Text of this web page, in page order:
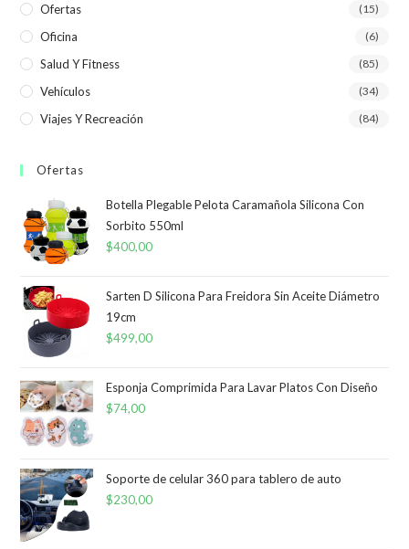
Ofertas (15)
Oficina (6)
Salud Y Fitness (85)
Vehículos (34)
Viajes Y Recreación (84)
Ofertas
Botella Plegable Pelota Caramañola Silicona Con
Sorbito 550ml
$400,00
Sarten D Silicona Para Freidora Sin Aceite Diámetro
19cm
$499,00
Esponja Comprimida Para Lavar Platos Con Diseño
$74,00
Soporte de celular 360 para tablero de auto
$230,00